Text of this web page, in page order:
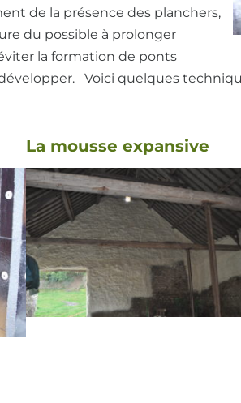
de la présence des planchers,
du possible à prolonger
la formation de ponts
Voici quelques
La mousse expansive